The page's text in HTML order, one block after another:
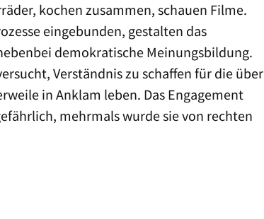
kochen zusammen, schauen Filme.
eingebunden, gestalten das
demokratische Meinungsbildung.
Verständnis zu schaffen für die über
in Anklam leben. Das Engagement
mehrmals wurde sie von rechten